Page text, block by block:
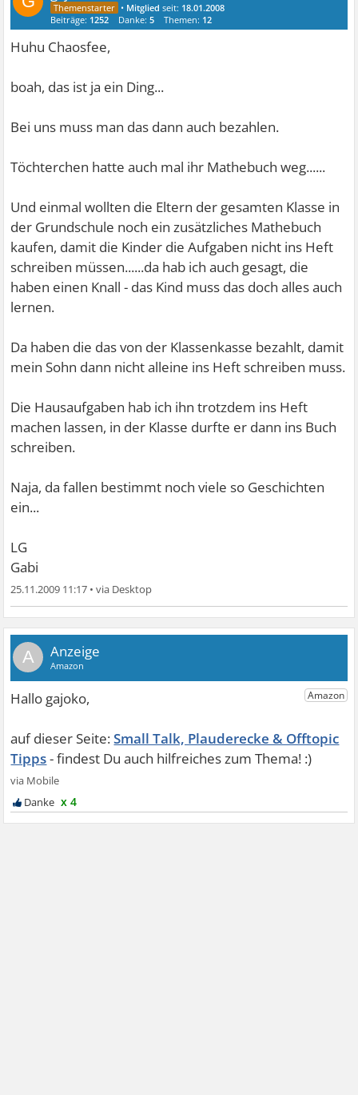
• Mitglied seit: 18.01.2008
Beiträge: 1252 Danke:5 Themen: 12
Huhu Chaosfee,
boah, das ist ja ein Ding...
Bei uns muss man das dann auch bezahlen.
Töchterchen hatte auch mal ihr Mathebuch weg......
Und einmal wollten die Eltern der gesamten Klasse in
der Grundschule noch ein zusätzliches Mathebuch
kaufen, damit die Kinder die Aufgaben nicht ins Heft
schreiben müssen......da hab ich auch gesagt, die
haben einen Knall - das Kind muss das doch alles auch
lernen.
Da haben die das von der Klassenkasse bezahlt, damit
mein Sohn dann nicht alleine ins Heft schreiben muss.
Die Hausaufgaben hab ich ihn trotzdem ins Heft
machen lassen, in der Klasse durfte er dann ins Buch
schreiben.
Naja, da fallen bestimmt noch viele so Geschichten
ein...
LG
Gabi
25.11.2009 11:17 •
A
Small Talk, Plauderecke & Offtopic
Tipps
x 4